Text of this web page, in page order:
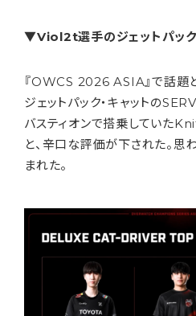
▼Viol2t選手のジェットパック
『OWCS 2026 ASIA』で話題
ジェットパック・キャットの
バスティオンで搭乗していた
と、辛口な評価が下された。
まれた。